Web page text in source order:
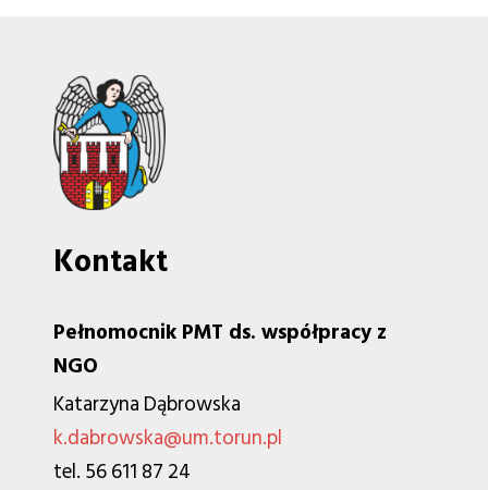
Kontakt
Pełnomocnik PMT ds. współpracy z
NGO
Katarzyna Dąbrowska
k.dabrowska@um.torun.pl
tel. 56 611 87 24